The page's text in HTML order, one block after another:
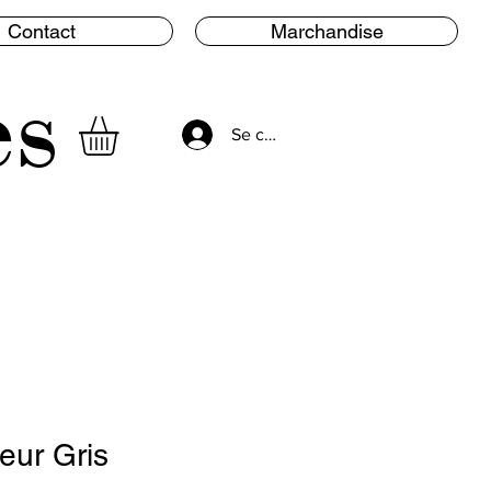
Contact Marchandise
Se connecter
Gris